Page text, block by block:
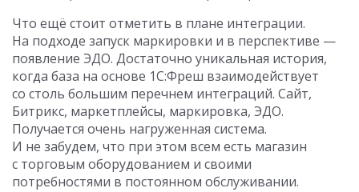
Что ещё стоит отметить в плане интеграции.
На подходе запуск маркировки и в перспективе —
появление ЭДО. Достаточно уникальная история,
когда база на основе 1С:Фреш взаимодействует
со столь большим перечнем интеграций. Сайт,
Битрикс, маркетплейсы, маркировка, ЭДО.
Получается очень нагруженная система.
И не забудем, что при этом всем есть магазин
с торговым оборудованием и своими
потребностями в постоянном обслуживании.